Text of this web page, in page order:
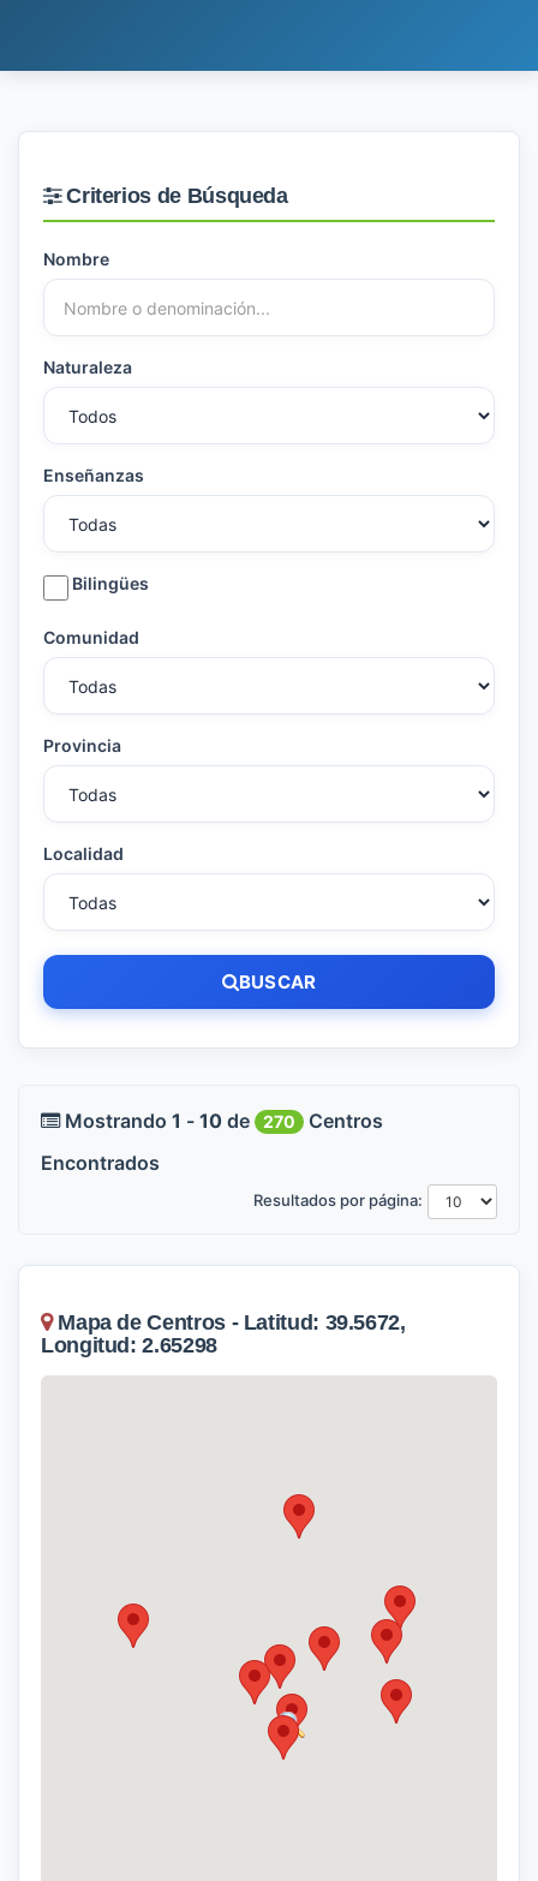
Criterios de Búsqueda
Nombre
Naturaleza
Enseñanzas
Bilingües
Comunidad
Provincia
Localidad
BUSCAR
Mostrando 1 - 10 de 270
Centros
Encontrados
Resultados por página:
Mapa de Centros - Latitud: 39.5672,
Longitud: 2.65298